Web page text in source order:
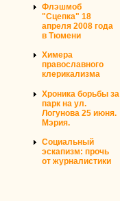
Флэшмоб
"Сцепка" 18
апреля 2008 года
в Тюмени
Химера
православного
клерикализма
Хроника борьбы за
парк на ул.
Логунова 25 июня.
Мэрия.
Социальный
эскапизм: прочь
от журналистики